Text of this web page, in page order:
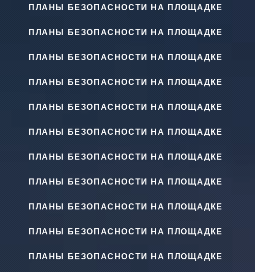
ПЛАНЫ БЕЗОПАСНОСТИ НА ПЛОЩАДКЕ
ПЛАНЫ БЕЗОПАСНОСТИ НА ПЛОЩАДКЕ
ПЛАНЫ БЕЗОПАСНОСТИ НА ПЛОЩАДКЕ
ПЛАНЫ БЕЗОПАСНОСТИ НА ПЛОЩАДКЕ
ПЛАНЫ БЕЗОПАСНОСТИ НА ПЛОЩАДКЕ
ПЛАНЫ БЕЗОПАСНОСТИ НА ПЛОЩАДКЕ
ПЛАНЫ БЕЗОПАСНОСТИ НА ПЛОЩАДКЕ
ПЛАНЫ БЕЗОПАСНОСТИ НА ПЛОЩАДКЕ
ПЛАНЫ БЕЗОПАСНОСТИ НА ПЛОЩАДКЕ
ПЛАНЫ БЕЗОПАСНОСТИ НА ПЛОЩАДКЕ
ПЛАНЫ БЕЗОПАСНОСТИ НА ПЛОЩАДКЕ